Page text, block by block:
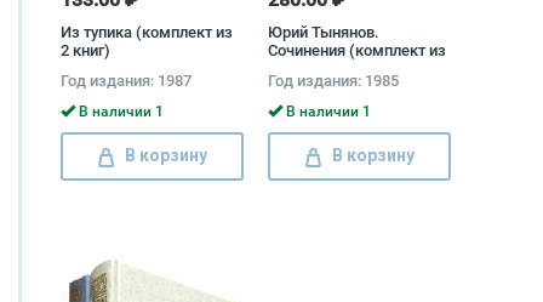
Из тупика (комплект из
2 книг)
Год издания: 1987
В наличии 1
В корзину
Юрий Тынянов.
Сочинения (комплект из
Год издания: 1985
В наличии 1
В корзину